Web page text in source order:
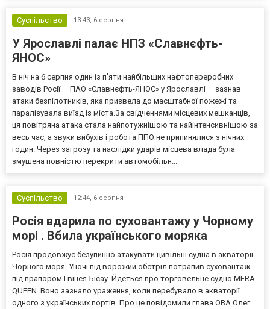
Суспільство
13:43, 6 серпня
У Ярославлі палає НПЗ «Славнєфть-
ЯНОС»
В ніч на 6 серпня один із п’яти найбільших нафтопереробних
заводів Росії — ПАО «Славнєфть-ЯНОС» у Ярославлі — зазнав
атаки безпілотників, яка призвела до масштабної пожежі та
паралізувала виїзд із міста.За свідченнями місцевих мешканців,
ця повітряна атака стала найпотужнішою та найінтенсивнішою за
весь час, а звуки вибухів і робота ППО не припинялися з нічних
годин. Через загрозу та наслідки ударів місцева влада була
змушена повністю перекрити автомобільн...
Суспільство 12:44, 6 серпня
Росія вдарила по суховантажу у Чорному
морі . Вбила українського моряка
Росія продовжує безупинно атакувати цивільні судна в акваторії
Чорного моря. Уночі під ворожий обстріл потрапив суховантаж
під прапором Гвінея-Бісау. Йдеться про торговельне судно MERA
QUEEN. Воно зазнало ураження, коли перебувало в акваторії
одного з українських портів. Про це повідомили глава ОВА Олег